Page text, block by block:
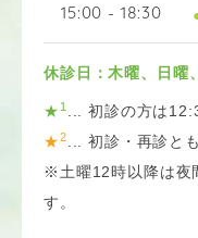
15:00 - 18:30
休診日：木曜、日曜
★ 1 ... 初診の方は
★2... 初診・再診と
※土曜12時以降は夜
す。